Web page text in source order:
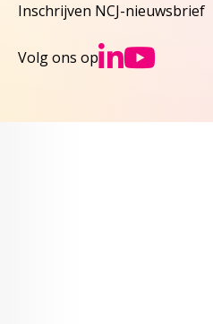
Inschrijven NCJ-nieuwsbrief
Volg ons op Ga